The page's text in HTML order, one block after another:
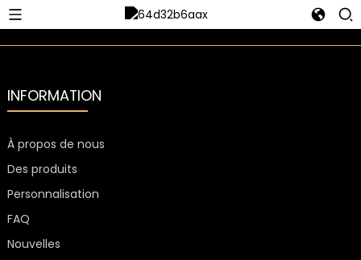
INFORMATION
À propos de nous
Des produits
Personnalisation
FAQ
Nouvelles